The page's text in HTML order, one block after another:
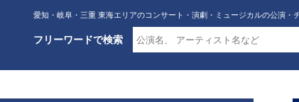
愛知・岐阜・三重 東海エリアのコンサート・演劇・ミュージカルの公演・
フリーワードで検索